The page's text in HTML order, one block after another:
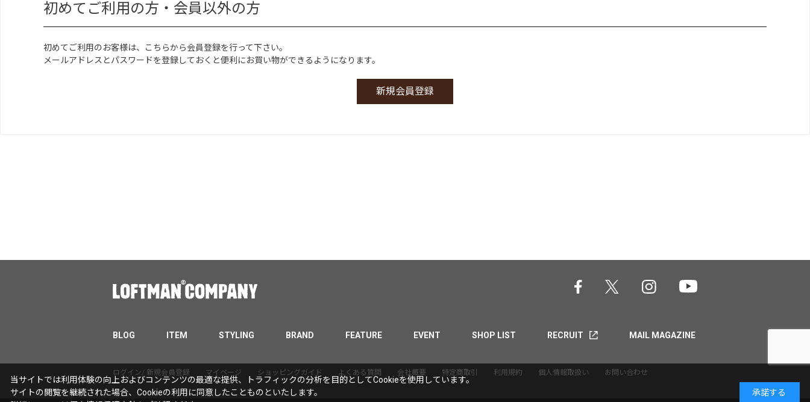
初めてご利用の方・会員以外の方
初めてご利用のお客様は、こちらから会員登録を行って下さい。
メールアドレスとパスワードを登録しておくと便利にお買い物ができるようになります。
BLOG ITEM STYLING BRAND FEATURE EVENT SHOP LIST RECRUIT MAIL MAGAZINE
ログイン/ 新規会員登録 マイページ ショッピングガイド よくある質問 会社概要 特定商取引 利用規約 個人情報取扱い お問い合わせ
当サイトでは利用体験の向上およびコンテンツの最適な提供、トラフィックの分析を目的としてCookieを使用しています。
サイトの閲覧を継続された場合、Cookieの利用に同意したことものといたします。
承諾する